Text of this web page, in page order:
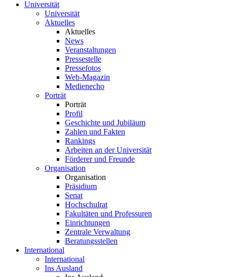
Universität
Universität
Aktuelles
Aktuelles
News
Veranstaltungen
Pressestelle
Pressefotos
Web-Magazin
Medienecho
Porträt
Porträt
Profil
Geschichte und Jubiläum
Zahlen und Fakten
Rankings
Arbeiten an der Universität
Förderer und Freunde
Organisation
Organisation
Präsidium
Senat
Hochschulrat
Fakultäten und Professuren
Einrichtungen
Zentrale Verwaltung
Beratungsstellen
International
International
Ins Ausland